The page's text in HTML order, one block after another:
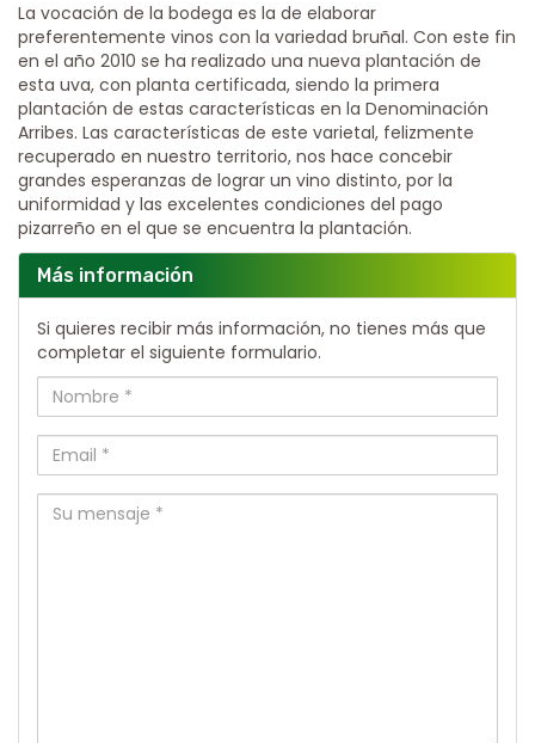
La vocación de la bodega es la de elaborar
preferentemente vinos con la variedad bruñal. Con este fin
en el año 2010 se ha realizado una nueva plantación de
esta uva, con planta certificada, siendo la primera
plantación de estas características en la Denominación
Arribes. Las características de este varietal, felizmente
recuperado en nuestro territorio, nos hace concebir
grandes esperanzas de lograr un vino distinto, por la
uniformidad y las excelentes condiciones del pago
pizarreño en el que se encuentra la plantación.
Más información
Si quieres recibir más información, no tienes más que
completar el siguiente formulario.